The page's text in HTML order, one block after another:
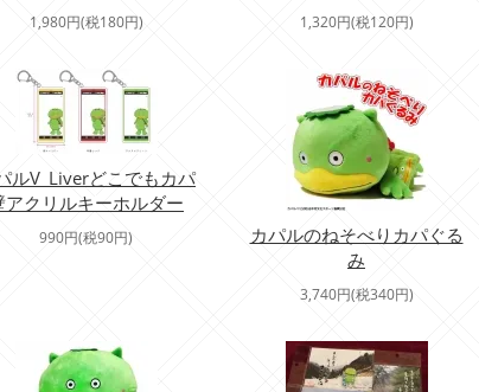
1,980円(税180円) 1,320円(税120円)
ルV_Liverどこでもカパ
アクリルキーホルダー
990円(税90円)
カパルのねそべりカパぐる
み
3,740円(税340円)